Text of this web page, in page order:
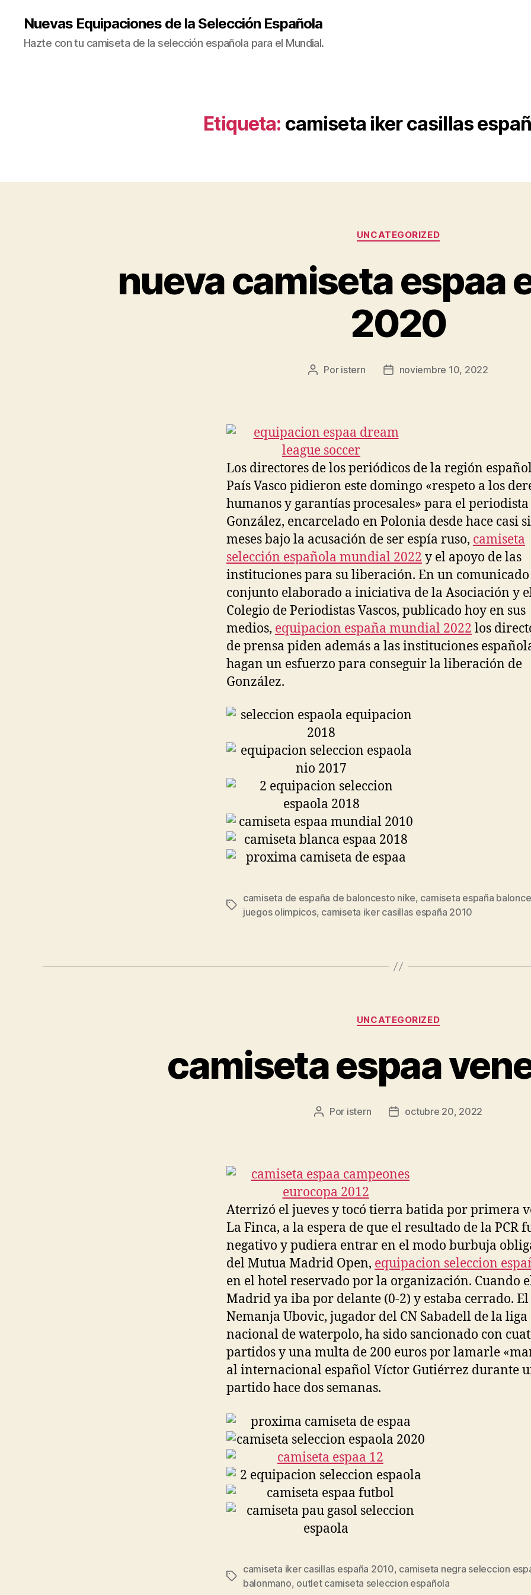
Nuevas Equipaciones de la Selección Española
Hazte con tu camiseta de la selección española para el Mundial.
Etiqueta: camiseta iker casillas
Categorías
UNCATEGORIZED
nueva camiseta espaa
2020
Autor
Por istern
Fechanoviembre 10, 2022
Los directores de los periódicos de la región
País Vasco pidieron este domingo «respeto a los
humanos y garantías procesales» para el
González, encarcelado en Polonia desde hace casi
meses bajo la acusación de ser espía ruso, camiseta
selección española mundial 2022 y el apoyo de las
instituciones para su liberación. En un comunicado
conjunto elaborado a iniciativa de la Asociación y
Colegio de Periodistas Vascos, publicado hoy en sus
medios, equipacion españa mundial 2022 los
de prensa piden además a las instituciones
hagan un esfuerzo para conseguir la liberación de
González.
Etiquetas
camiseta de españa de baloncesto nike, camiseta españa
juegos olimpicos, camiseta iker casillas españa 2010
Categorías
UNCATEGORIZED
camiseta espaa
Autor
Por istern
Fechaoctubre 20, 2022
Aterrizó el jueves y tocó tierra batida por primera
La Finca, a la espera de que el resultado de la PCR
negativo y pudiera entrar en el modo burbuja
del Mutua Madrid Open, equipacion seleccion
en el hotel reservado por la organización. Cuando
Madrid ya iba por delante (0-2) y estaba cerrado.
Nemanja Ubovic, jugador del CN Sabadell de la liga
nacional de waterpolo, ha sido sancionado con
partidos y una multa de 200 euros por lamarle
al internacional español Víctor Gutiérrez durante
partido hace dos semanas.
Etiquetas
camiseta iker casillas españa 2010, camiseta negra seleccion
balonmano, outlet camiseta seleccion española